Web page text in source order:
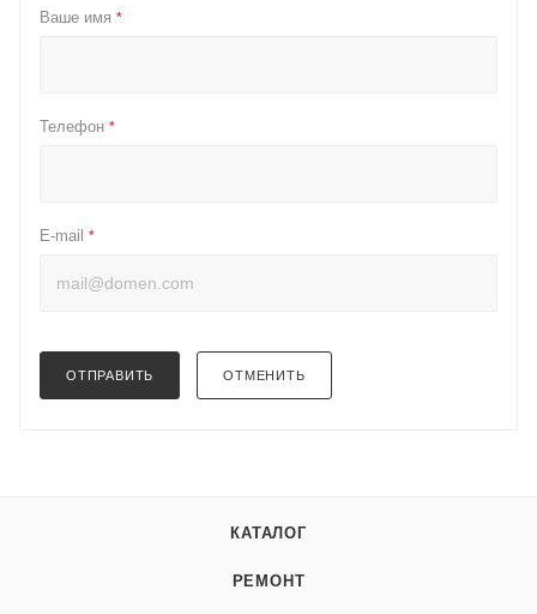
Ваше имя *
Телефон *
E-mail *
ОТПРАВИТЬ ОТМЕНИТЬ
КАТАЛОГ
РЕМОНТ